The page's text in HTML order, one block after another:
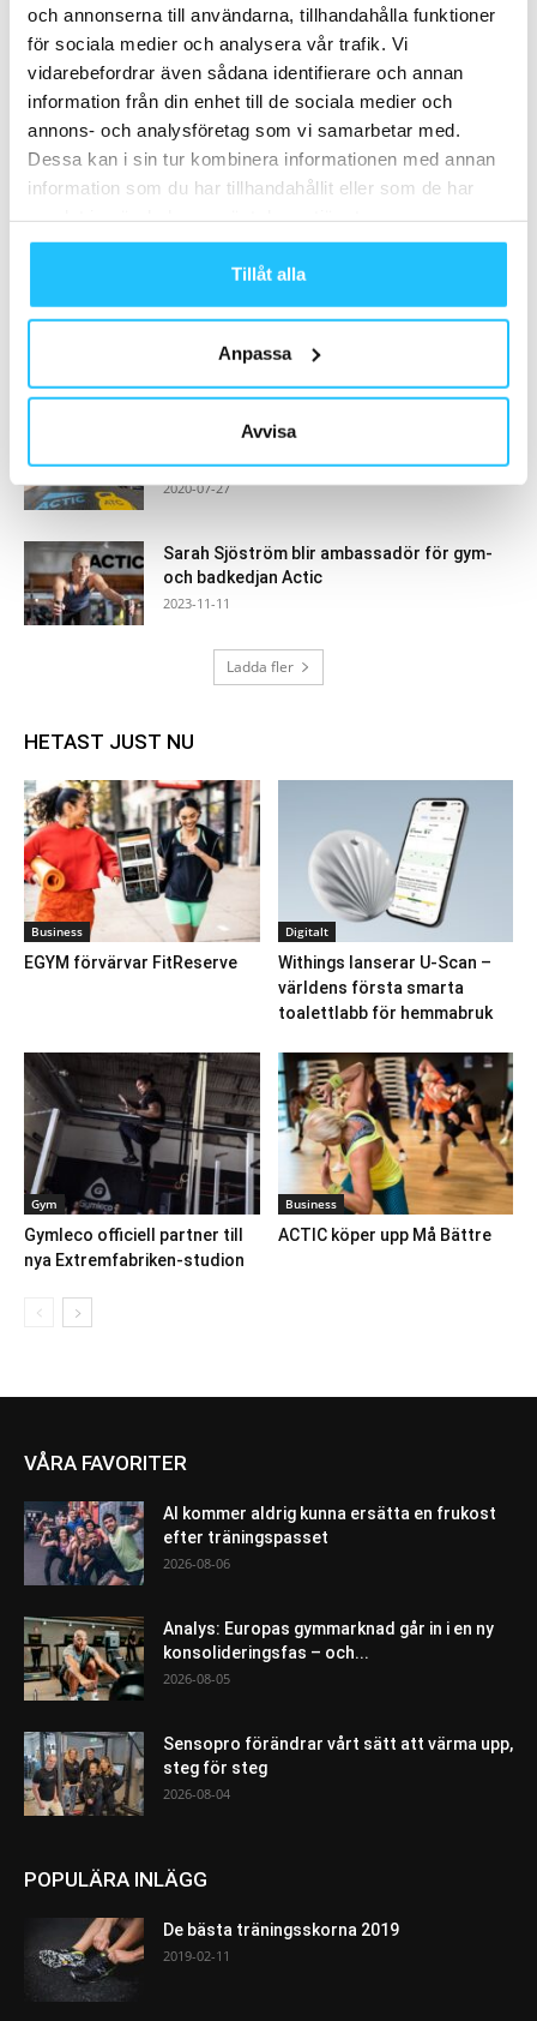
och annonserna till användarna, tillhandahålla funktioner
för sociala medier och analysera vår trafik. Vi
vidarebefordrar även sådana identifierare och annan
information från din enhet till de sociala medier och
annons- och analysföretag som vi samarbetar med.
Dessa kan i sin tur kombinera informationen med annan
information som du har tillhandahållit eller som de har
Tillåt alla
Anpassa
Avvisa
Samarbete
- Annons -
MEST POPULÄRA
Strava har fördubblat antalet användare på
två år – når 100...
Delårsrapport: Actic minskar omsättning
och rörelseresultat under andra kvartalet
2020-07-27
Sarah Sjöström blir ambassadör för gym-
och badkedjan Actic
2023-11-11
Ladda fler
HETAST JUST NU
Business
EGYM förvärvar FitReserve
Digitalt
Withings lanserar U-Scan –
världens första smarta
toalettlabb för hemmabruk
Gym
Gymleco officiell partner till
nya Extremfabriken-studion
Business
ACTIC köper upp Må Bättre
VÅRA FAVORITER
AI kommer aldrig kunna ersätta en frukost
efter träningspasset
2026-08-06
Analys: Europas gymmarknad går in i en ny
konsolideringsfas – och...
2026-08-05
Sensopro förändrar vårt sätt att värma upp,
steg för steg
2026-08-04
POPULÄRA INLÄGG
De bästa träningsskorna 2019
2019-02-11